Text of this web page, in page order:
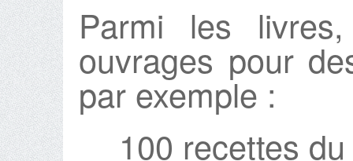
Parmi les
ouvrages pour
par exemple :
100 recettes